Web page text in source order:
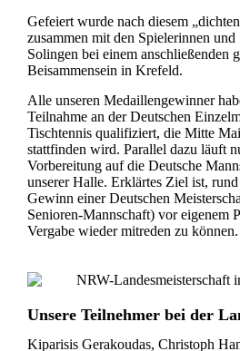
Gefeiert wurde nach diesem
zusammen mit den Spielerinnen
Solingen bei einem anschließenden
Beisammensein in Krefeld.
Alle unseren Medaillengewinner
Teilnahme an der Deutschen
Tischtennis qualifiziert, die Mitte
stattfinden wird. Parallel dazu läuft
Vorbereitung auf die Deutsche
unserer Halle. Erklärtes Ziel ist,
Gewinn einer Deutschen
Senioren-Mannschaft) vor eigenem
Vergabe wieder mitreden zu können.
Unsere Teilnehmer bei der
Kiparisis Gerakoudas, Christoph